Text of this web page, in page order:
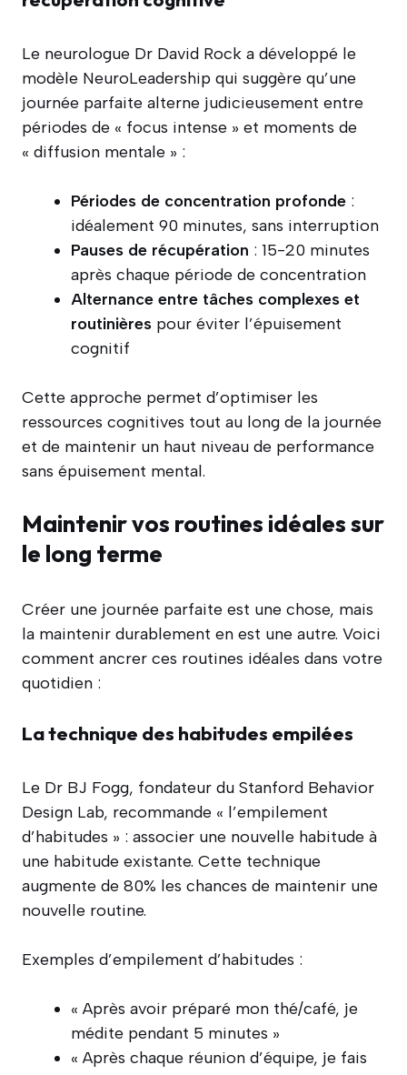
Le neurologue Dr David Rock a développé le
modèle NeuroLeadership qui suggère qu’une
journée parfaite alterne judicieusement entre
périodes de « focus intense » et moments de
« diffusion mentale » :
Périodes de concentration profonde :
idéalement 90 minutes, sans interruption
Pauses de récupération : 15-20 minutes
après chaque période de concentration
Alternance entre tâches complexes et
routinières pour éviter l’épuisement
cognitif
Cette approche permet d’optimiser les
ressources cognitives tout au long de la journée
et de maintenir un haut niveau de performance
sans épuisement mental.
Maintenir vos routines idéales sur
le long terme
Créer une journée parfaite est une chose, mais
la maintenir durablement en est une autre. Voici
comment ancrer ces routines idéales dans votre
quotidien :
La technique des habitudes empilées
Le Dr BJ Fogg, fondateur du Stanford Behavior
Design Lab, recommande « l’empilement
d’habitudes » : associer une nouvelle habitude à
une habitude existante. Cette technique
augmente de 80% les chances de maintenir une
nouvelle routine.
Exemples d’empilement d’habitudes :
« Après avoir préparé mon thé/café, je
médite pendant 5 minutes »
« Après chaque réunion d’équipe, je fais